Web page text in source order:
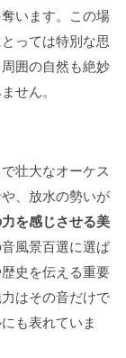
います。この場
っては特別な思
囲の自然も絶妙
せん。
壮大なオーケス
、放水の勢いが
を感じさせる美
風景百選に選ば
史を伝える重要
はその音だけで
も表れていま